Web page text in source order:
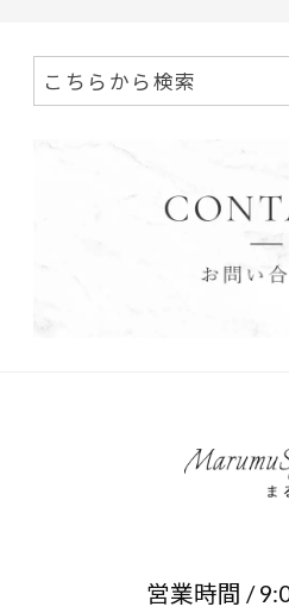
営業時間 /